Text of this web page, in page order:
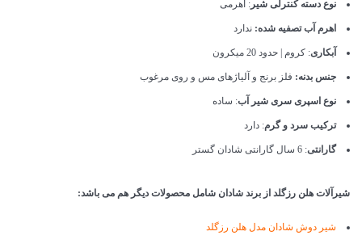
نوع دسته کنترلی شیر : اهرمی
اهرم آب تصفیه شده: ندارد
آبکاری: کروم | حدود 20 میکرون
جنس بدنه: فلز برنج و آلیاژهای مس و روی مرغوب
نوع اسپری سری شیر آب: ساده
ترکیب سرد و گرم: دارد
گارانتی: 6 سال گارانتی شادان گستر
شیرآلات هلن رزگلد از برند شادان شامل محصولات دیگر هم می باشد:
شیر دوش شادان مدل هلن رزگلد